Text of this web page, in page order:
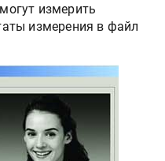
измерить
измерения в файл